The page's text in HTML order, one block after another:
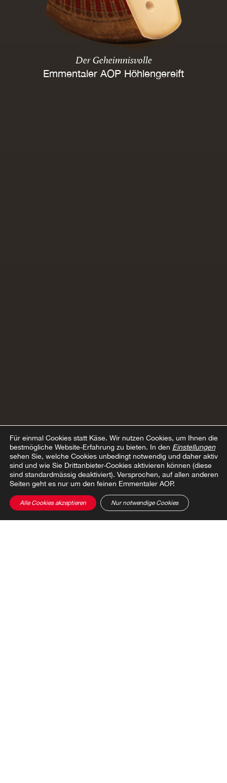
Der Geheimnisvolle
Emmentaler AOP Höhlengereift
Für einmal Cookies statt Käse. Wir nutzen Cookies, um Ihnen die
bestmögliche Website-Erfahrung zu bieten. In den Einstellungen
sehen Sie, welche Cookies unbedingt notwendig und daher aktiv
sind und wie Sie Drittanbieter-Cookies aktivieren können (diese
sind standardmässig deaktiviert). Versprochen, auf allen anderen
Seiten geht es nur um den feinen Emmentaler AOP.
Alle Cookies akzeptieren Nur notwendige Cookies